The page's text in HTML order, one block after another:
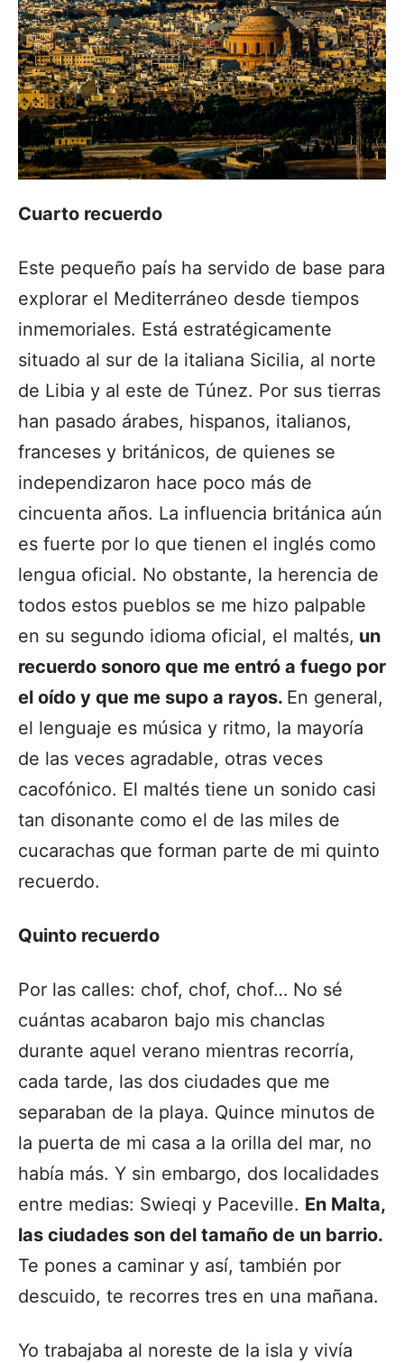
Cuarto recuerdo
Este pequeño país ha servido de base para
explorar el Mediterráneo desde tiempos
inmemoriales. Está estratégicamente
situado al sur de la italiana Sicilia, al norte
de Libia y al este de Túnez. Por sus tierras
han pasado árabes, hispanos, italianos,
franceses y británicos, de quienes se
independizaron hace poco más de
cincuenta años. La influencia británica aún
es fuerte por lo que tienen el inglés como
lengua oficial. No obstante, la herencia de
todos estos pueblos se me hizo palpable
en su segundo idioma oficial, el maltés, un
recuerdo sonoro que me entró a fuego por
el oído y que me supo a rayos. En general,
el lenguaje es música y ritmo, la mayoría
de las veces agradable, otras veces
cacofónico. El maltés tiene un sonido casi
tan disonante como el de las miles de
cucarachas que forman parte de mi quinto
recuerdo.
Quinto recuerdo
Por las calles: chof, chof, chof… No sé
cuántas acabaron bajo mis chanclas
durante aquel verano mientras recorría,
cada tarde, las dos ciudades que me
separaban de la playa. Quince minutos de
la puerta de mi casa a la orilla del mar, no
había más. Y sin embargo, dos localidades
entre medias: Swieqi y Paceville. En Malta,
las ciudades son del tamaño de un barrio.
Te pones a caminar y así, también por
descuido, te recorres tres en una mañana.
Yo trabajaba al noreste de la isla y vivía